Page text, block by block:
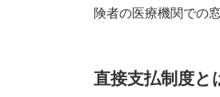
0.4.1.
険者の医療機関での
直接支払制度と